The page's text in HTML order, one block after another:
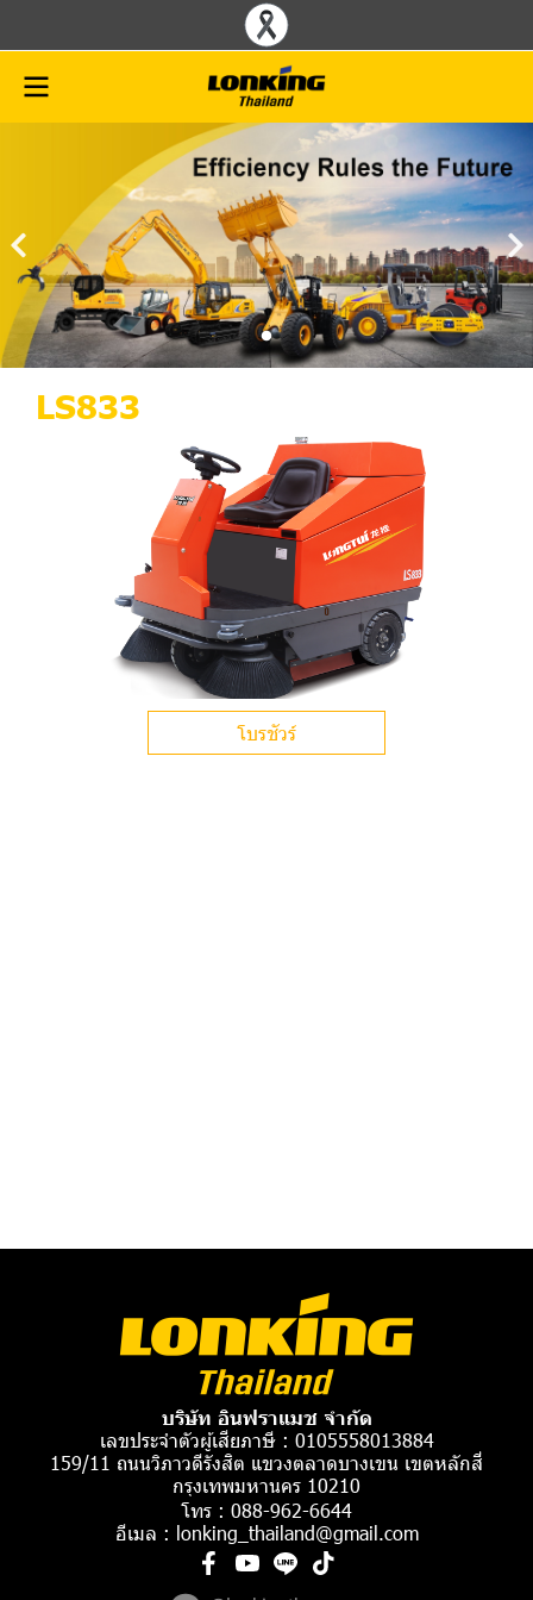
LS833
โบรชัวร์
บริษัท อินฟราแมช จำกัด
เลขประจำตัวผู้เสียภาษี : 0105558013884
159/11 ถนนวิภาวดีรังสิต แขวงตลาดบางเขน เขตหลักสี่
กรุงเทพมหานคร 10210
โทร : 088-962-6644
อีเมล : lonking_thailand@gmail.com